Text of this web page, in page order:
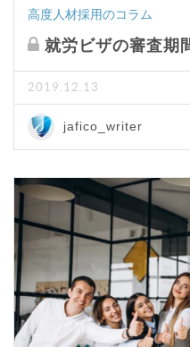
高度人材採用のコラム
就労ビザの審査期
2019.12.13
jafico_writer